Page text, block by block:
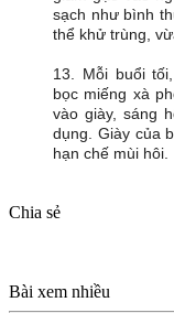
sạch như bình
thể khử trùng,
13. Mỗi buổi
bọc miếng xà
vào giày, sáng
dụng. Giày của
hạn chế mùi hôi.
Chia sẻ
Bài xem nhiều